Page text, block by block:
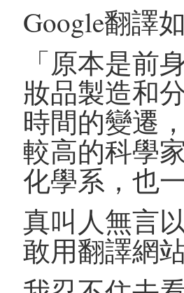
Google翻譯
「原本是前
妝品製造和
時間的變遷
較高的科學
化學系，也
真叫人無言
敢用翻譯網